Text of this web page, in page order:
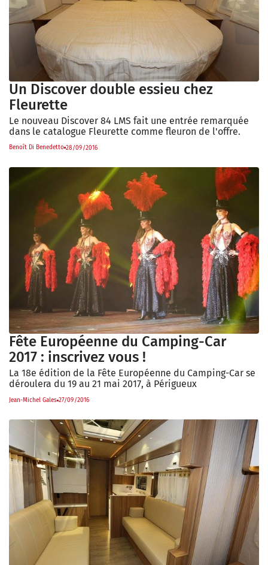
Un Discover double essieu chez
Fleurette
Le nouveau Discover 84 LMS fait une entrée remarquée
dans le catalogue Fleurette comme fleuron de l'offre.
Benoît Di Benedetto 28/09/2016
Fête Européenne du Camping-Car
2017 : inscrivez vous !
La 18e édition de la Fête Européenne du Camping-Car se
déroulera du 19 au 21 mai 2017, à Périgueux
Jean-Michel Gales 27/09/2016